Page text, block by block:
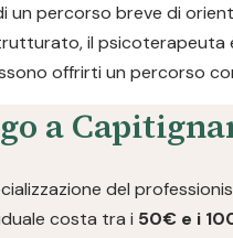
un percorso breve di
il psicoterapeuta
offrirti un percorso
a
del
costa tra i 50€ e i